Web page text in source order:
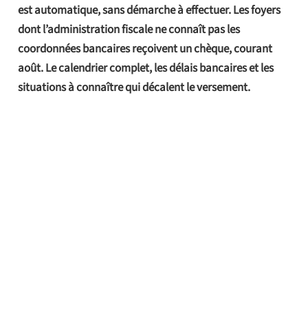
est automatique, sans démarche à effectuer. Les foyers
dont l’administration fiscale ne connaît pas les
coordonnées bancaires reçoivent un chèque, courant
août. Le calendrier complet, les délais bancaires et les
situations à connaître qui décalent le versement.